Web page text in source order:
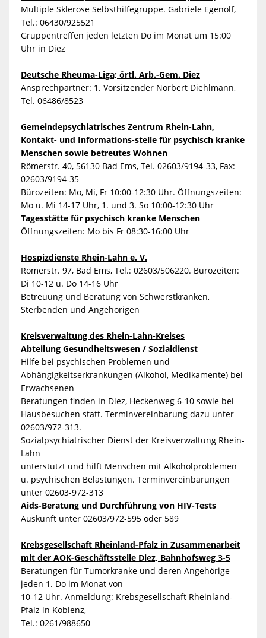
Multiple Sklerose Selbsthilfegruppe. Gabriele Egenolf,
Tel.: 06430/925521
Gruppentreffen jeden letzten Do im Monat um 15:00
Uhr in Diez
Deutsche Rheuma-Liga; örtl. Arb.-Gem. Diez
Ansprechpartner: 1. Vorsitzender Norbert Diehlmann,
Tel. 06486/8523
Gemeindepsychiatrisches Zentrum Rhein-Lahn,
Kontakt- und Informations-stelle für psychisch kranke
Menschen sowie betreutes Wohnen
Römerstr. 40, 56130 Bad Ems, Tel. 02603/9194-33, Fax:
02603/9194-35
Bürozeiten: Mo, Mi, Fr 10:00-12:30 Uhr. Öffnungszeiten:
Mo u. Mi 14-17 Uhr, 1. und 3. So 10:00-12:30 Uhr
Tagesstätte für psychisch kranke Menschen
Öffnungszeiten: Mo bis Fr 08:30-16:00 Uhr
Hospizdienste Rhein-Lahn e. V.
Römerstr. 97, Bad Ems, Tel.: 02603/506220. Bürozeiten:
Di 10-12 u. Do 14-16 Uhr
Betreuung und Beratung von Schwerstkranken,
Sterbenden und Angehörigen
Kreisverwaltung des Rhein-Lahn-Kreises
Abteilung Gesundheitswesen / Sozialdienst
Hilfe bei psychischen Problemen und
Abhängigkeitserkrankungen (Alkohol, Medikamente) bei
Erwachsenen
Beratungen finden in Diez, Heckenweg 6-10 sowie bei
Hausbesuchen statt. Terminvereinbarung dazu unter
02603/972-313.
Sozialpsychiatrischer Dienst der Kreisverwaltung Rhein-
Lahn
unterstützt und hilft Menschen mit Alkoholproblemen
u. psychischen Belastungen. Terminvereinbarungen
unter 02603-972-313
Aids-Beratung und Durchführung von HIV-Tests
Auskunft unter 02603/972-595 oder 589
Krebsgesellschaft Rheinland-Pfalz in Zusammenarbeit
mit der AOK-Geschäftsstelle Diez, Bahnhofsweg 3-5
Beratungen für Tumorkranke und deren Angehörige
jeden 1. Do im Monat von
10-12 Uhr. Anmeldung: Krebsgesellschaft Rheinland-
Pfalz in Koblenz,
Tel.: 0261/988650